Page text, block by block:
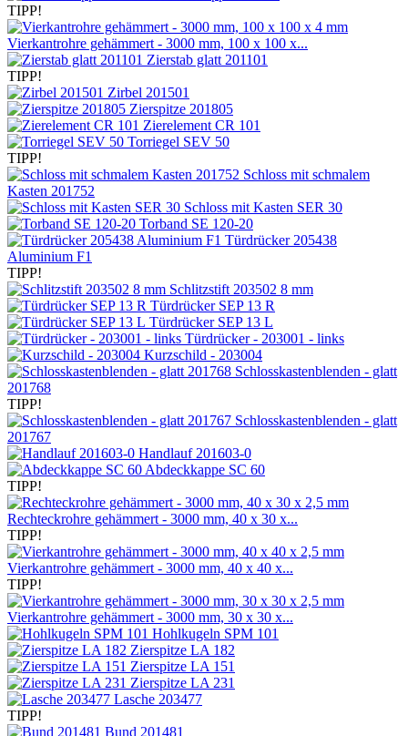
TIPP!
Vierkantrohre gehämmert - 3000 mm, 100 x 100 x...
Zierstab glatt 201101
TIPP!
Zirbel 201501
Zierspitze 201805
Zierelement CR 101
Torriegel SEV 50
TIPP!
Schloss mit schmalem
Kasten 201752
Schloss mit Kasten SER 30
Torband SE 120-20
Türdrücker 205438
Aluminium F1
TIPP!
Schlitzstift 203502 8 mm
Türdrücker SEP 13 R
Türdrücker SEP 13 L
Türdrücker - 203001 - links
Kurzschild - 203004
Schlosskastenblenden - glatt
201768
TIPP!
Schlosskastenblenden - glatt
201767
Handlauf 201603-0
Abdeckkappe SC 60
TIPP!
Rechteckrohre gehämmert - 3000 mm, 40 x 30 x...
TIPP!
Vierkantrohre gehämmert - 3000 mm, 40 x 40 x...
TIPP!
Vierkantrohre gehämmert - 3000 mm, 30 x 30 x...
Hohlkugeln SPM 101
Zierspitze LA 182
Zierspitze LA 151
Zierspitze LA 231
Lasche 203477
TIPP!
Bund 201481